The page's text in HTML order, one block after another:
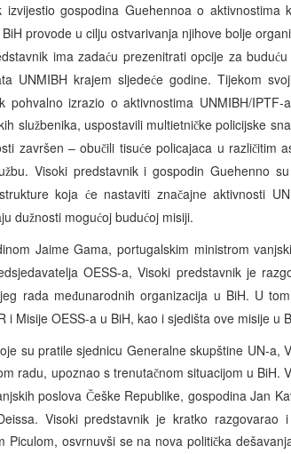
izvijestio gospodina Guehennoa o aktivnostima
provode u cilju ostvarivanja njihove bolje
ima zadaću prezenitrati opcije za buduć
UNMIBH krajem sljedeće godine. Tijekom
pohvalno izrazio o aktivnostima UNMIBH/
službenika, uspostavili multietničke policijske
završen – obučili tisuće policajaca u različitim
žbu. Visoki predstavnik i gospodin Guehenno
koja će nastaviti značajne aktivnosti
dužnosti mogućoj budućoj misiji.
Jaime Gama, portugalskim ministrom
OESS-a, Visoki predstavnik je
rada međunarodnih organizacija u BiH. U
i Misije OESS-a u BiH, kao i sjedišta ove misije u
su pratile sjednicu Generalne skupštine UN-a,
radu, upoznao s trenutačnom situacijom u BiH.
poslova Češke Republike, gospodina Jan
Visoki predstavnik je kratko razgovarao
Piculom, osvrnuvši se na nova politička